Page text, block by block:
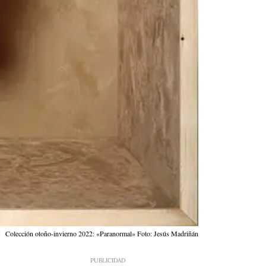
Colección otoño-invierno 2022: «Paranormal» Foto: Jesús Madriñán